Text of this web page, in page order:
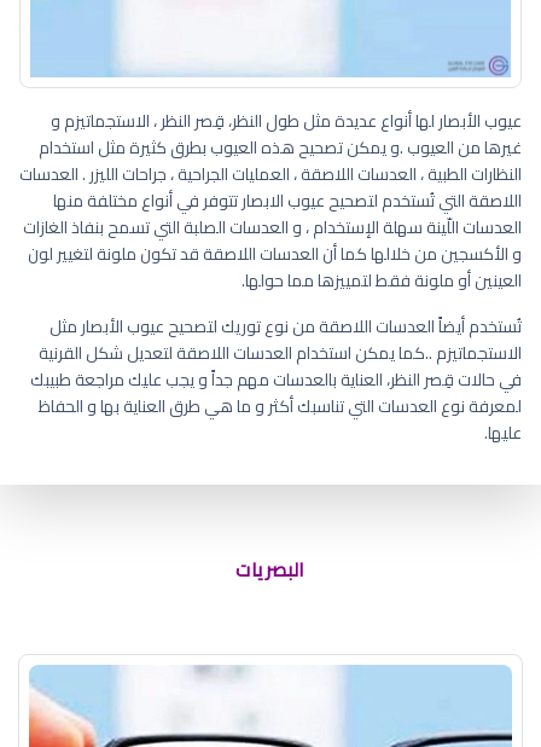
عيوب الأبصار لها أنواع عديدة مثل طول النظر، قِصر النظر ، الاستجماتيزم و
غيرها من العيوب .و يمكن تصحيح هذه العيوب بطرق كثيرة مثل استخدام
النظارات الطبية ، العدسات اللاصقة ، العمليات الجراحية ، جراحات الليزر . العدسات
اللاصقة التي تُستخدم لتصحيح عيوب الابصار تتوفر في أنواع مختلفة منها
العدسات اللّينة سهلة الإستخدام ، و العدسات الصلبة التي تسمح بنفاذ الغازات
و الأكسجين من خلالها كما أن العدسات اللاصقة قد تكون ملونة لتغيير لون
العينين أو ملونة فقط لتمييزها مما حولها.
تُستخدم أيضاً العدسات اللاصقة من نوع توريك لتصحيح عيوب الأبصار مثل
الاستجماتيزم ..كما يمكن استخدام العدسات اللاصقة لتعديل شكل القرنية
في حالات قِصر النظر، العناية بالعدسات مهم جداً و يجب عليك مراجعة طبيبك
لمعرفة نوع العدسات التي تناسبك أكثر و ما هي طرق العناية بها و الحفاظ
عليها.
البصريات